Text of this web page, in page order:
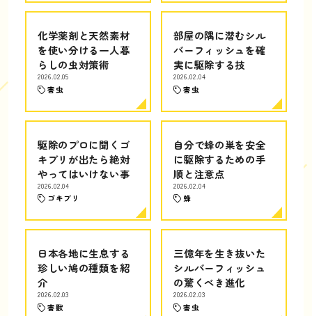
化学薬剤と天然素材
を使い分ける一人暮
らしの虫対策術
2026.02.05
害虫
部屋の隅に潜むシル
バーフィッシュを確
実に駆除する技
2026.02.04
害虫
駆除のプロに聞くゴ
キブリが出たら絶対
やってはいけない事
2026.02.04
ゴキブリ
自分で蜂の巣を安全
に駆除するための手
順と注意点
2026.02.04
蜂
日本各地に生息する
珍しい鳩の種類を紹
介
2026.02.03
害獣
三億年を生き抜いた
シルバーフィッシュ
の驚くべき進化
2026.02.03
害虫